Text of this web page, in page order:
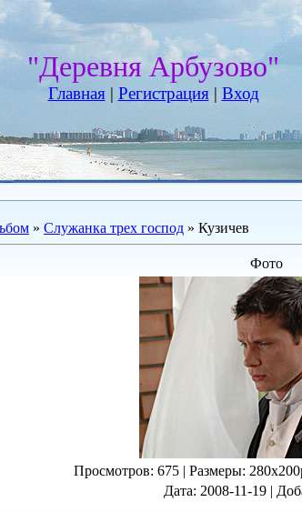
"Деревня Арбузово"
Главная| Регистрация| Вход
» Служанка трех господ » Кузичев
Фото
Просмотров: 675 | Размеры:
Дата: 2008-11-19 |